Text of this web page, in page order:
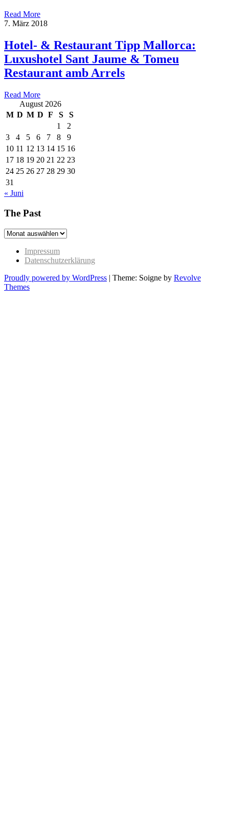
Read More
7. März 2018
Hotel- & Restaurant Tipp Mallorca:
Luxushotel Sant Jaume & Tomeu
Restaurant amb Arrels
Read More
August 2026
M D M D F S
S
1
2
3
4 5 6 7 8
9
10 11 12 13 14 15 16
17 18 19 20 21 22 23
24 25 26 27 28 29 30
31
« Juni
The Past
The
Impressum
Datenschutzerklärung
Proudly powered by WordPress | Theme: Soigne by Revolve
Themes